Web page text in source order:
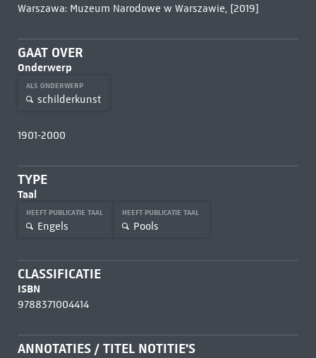
Warszawa: Muzeum Narodowe w Warszawie, [2019]
GAAT OVER
Onderwerp
ALS ONDERWERP
schilderkunst
1901-2000
TYPE
Taal
HEEFT PUBLICATIE TAAL
Engels
HEEFT PUBLICATIE TAAL
Pools
CLASSIFICATIE
ISBN
9788371004414
ANNOTATIES / TITEL NOTITIE'S